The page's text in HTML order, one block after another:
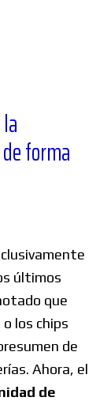
forma
últimos
que
o los chips
de
Ahora, el
de